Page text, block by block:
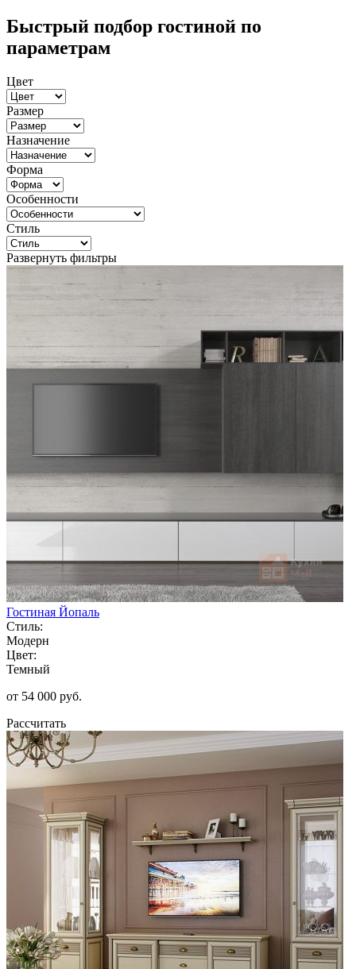
Быстрый подбор гостиной по
параметрам
Цвет
Размер
Назначение
Форма
Особенности
Стиль
Развернуть фильтры
Гостиная Йопаль
Стиль:
Модерн
Цвет:
Темный
от 54 000 руб.
Рассчитать